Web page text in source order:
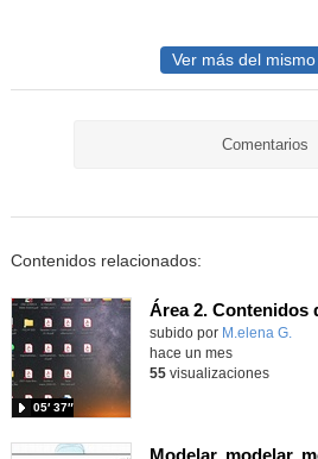
Ver más del
Comentarios
Contenidos relacionados:
Área 2. Contenidos
Contenido educativo.
subido por M.elena G.
05′ 37″
hace un mes
55visualizaciones